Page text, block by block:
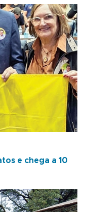
e chega a 10